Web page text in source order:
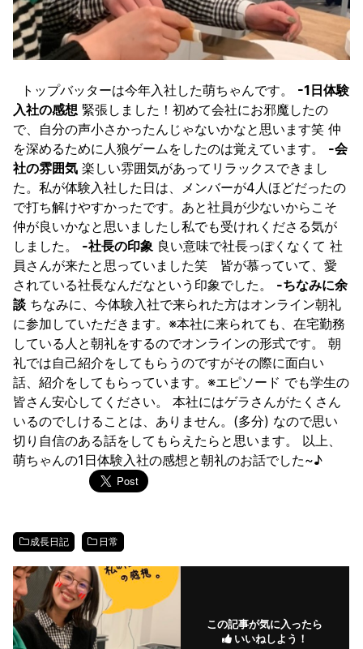
トップバッターは今年入社した萌ちゃんです。 -1日体験
入社の感想 緊張しました！初めて会社にお邪魔したの
で、自分の声小さかったんじゃないかなと思います笑 仲
を深めるために人狼ゲームをしたのは覚えています。 -会
社の雰囲気 楽しい雰囲気があってリラックスできまし
た。私が体験入社した日は、メンバーが4人ほどだったの
で打ち解けやすかったです。あと社員が少ないからこそ
仲が良いかなと思いましたし私でも受けれくださる気が
しました。 -社長の印象 良い意味で社長っぽくなくて 社
員さんが来たと思っていました笑 皆が慕っていて、愛
されている社長なんだなという印象でした。 -ちなみに余
談 ちなみに、今体験入社で来られた方はオンライン朝礼
に参加していただきます。※本社に来られても、在宅勤務
している人と朝礼をするのでオンラインの形式です。 朝
礼では自己紹介をしてもらうのですがその際に面白い
話、紹介をしてもらっています。※エピソード でも学生の
皆さん安心してください。 本社にはゲラさんがたくさん
いるのでしけることは、ありません。(多分) なので思い
切り自信のある話をしてもらえたらと思います。 以上、
萌ちゃんの1日体験入社の感想と朝礼のお話でした~♪
成長日記 日常
この記事が気に入ったら
いいねしよう！